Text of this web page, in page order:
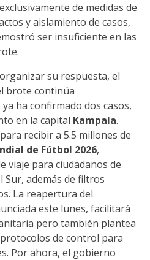
de medidas de
y aislamiento de casos,
ser insuficiente en las
su respuesta, el
brote continúa
ya ha confirmado dos casos,
en la capital Kampala.
recibir a 5.5 millones de
de Fútbol 2026,
viaje para ciudadanos de
Sur, además de filtros
La reapertura del
este lunes, facilitará
pero también plantea
de control para
Por ahora, el gobierno